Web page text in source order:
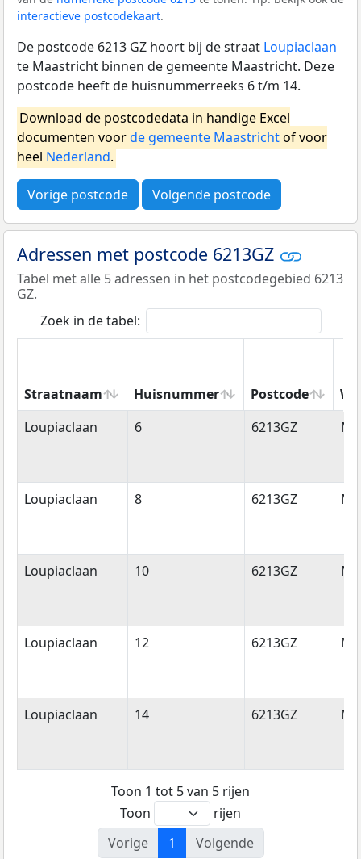
interactieve postcodekaart.
De postcode 6213 GZ hoort bij de straat Loupiaclaan
te Maastricht binnen de gemeente Maastricht. Deze
postcode heeft de huisnummerreeks 6 t/m 14.
Download de postcodedata in handige Excel
documenten voorde gemeente Maastrichtof voor
heel Nederland.
Vorige postcode Volgende postcode
Adressen met postcode 6213GZ
Tabel met alle 5 adressen in het postcodegebied 6213
GZ.
Zoek in de tabel:
Straatnaam Huisnummer Postcode
Straatnaam
Huisnummer Postcode
Loupiaclaan 6 6213GZ
Loupiaclaan 8 6213GZ
Loupiaclaan 10 6213GZ
Loupiaclaan 12 6213GZ
Loupiaclaan 14 6213GZ
Toon 1 tot 5 van 5 rijen
Toon
rijen
Vorige
1 Volgende